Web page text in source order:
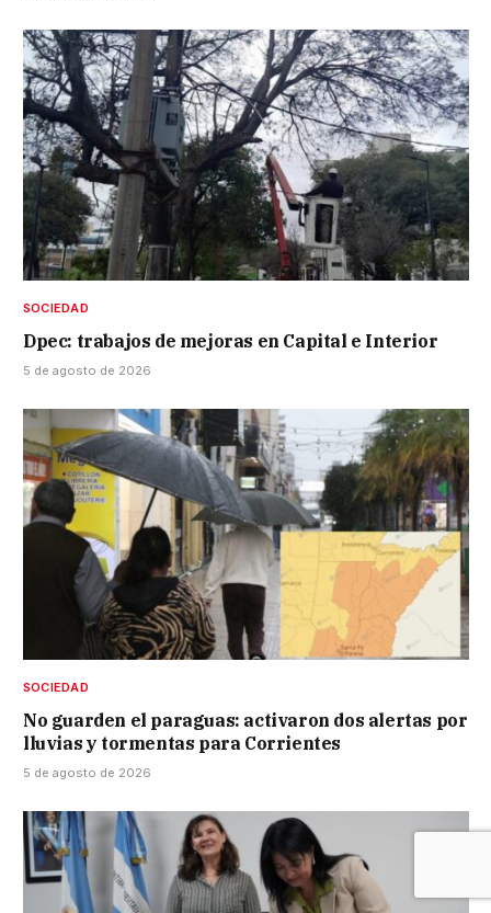
SOCIEDAD
Dpec: trabajos de mejoras en Capital e Interior
5 de agosto de 2026
SOCIEDAD
No guarden el paraguas: activaron dos alertas por
lluvias y tormentas para Corrientes
5 de agosto de 2026